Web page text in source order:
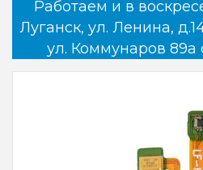
Работаем и в
Луганск, ул. Ленина,
ул. Коммунаров 89а